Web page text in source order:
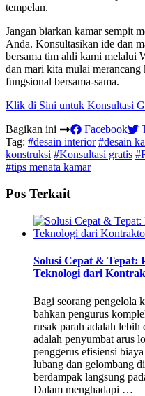
tempelan.
Jangan biarkan kamar sempit
Anda. Konsultasikan ide dan
bersama tim ahli kami melalui
dan mari kita mulai
fungsional bersama-sama.
Klik di Sini untuk Konsultasi
Bagikan ini
Facebook
Tag: #desain interior #desain
konstruksi #Konsultasi gratis
#tips menata kamar
Pos Terkait
Solusi Cepat & Tepat:
Teknologi dari
Bagi seorang pengelola
bahkan pengurus
rusak parah adalah lebih
adalah penyumbat arus
penggerus efisiensi
lubang dan gelombang
berdampak langsung
Dalam menghadapi …